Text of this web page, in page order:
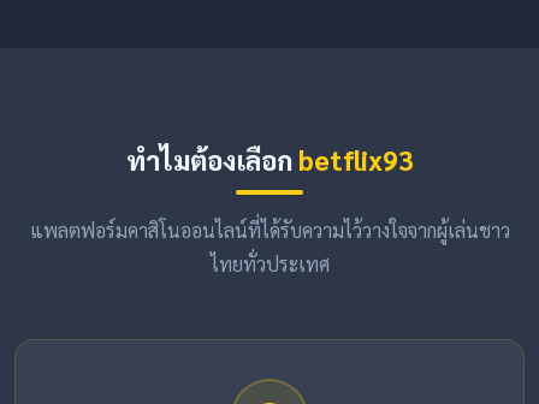
ทำไมต้องเลือก betflix93
แพลตฟอร์มคาสิโนออนไลน์ที่ได้รับความไว้วางใจจากผู้เล่นชาว
ไทยทั่วประเทศ